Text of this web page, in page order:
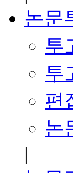
논문
투
투
편
논
|